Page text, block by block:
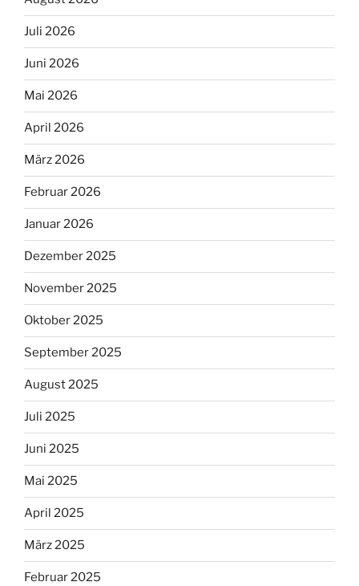
Juli 2026
Juni 2026
Mai 2026
April 2026
März 2026
Februar 2026
Januar 2026
Dezember 2025
November 2025
Oktober 2025
September 2025
August 2025
Juli 2025
Juni 2025
Mai 2025
April 2025
März 2025
Februar 2025